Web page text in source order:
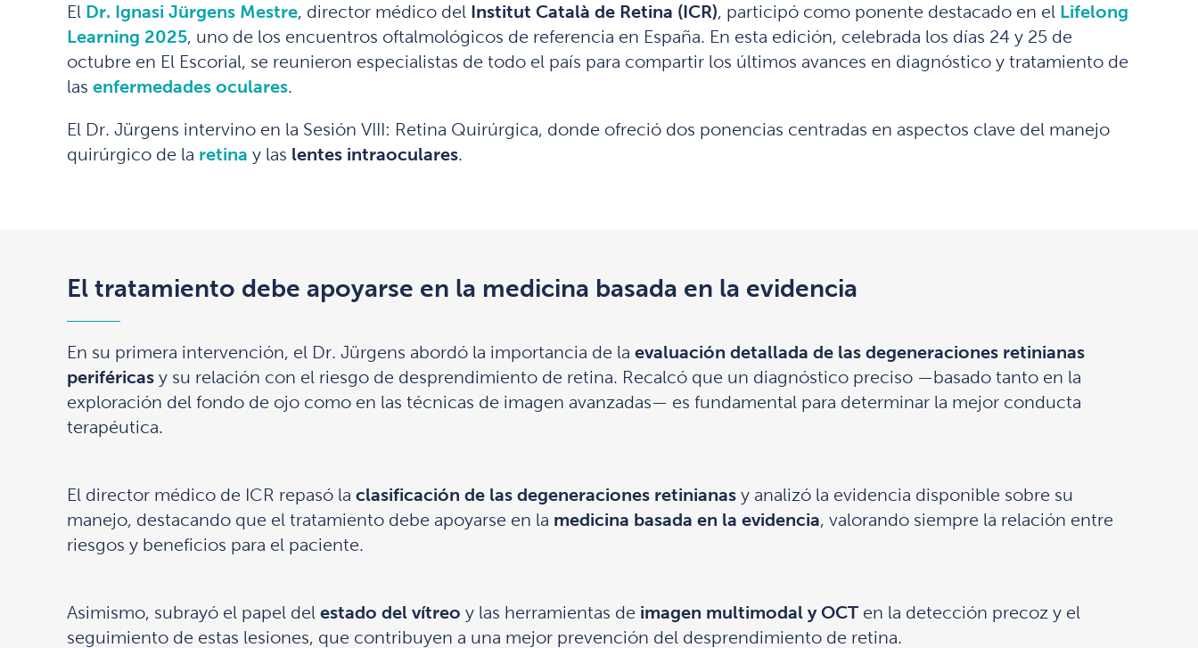
El Dr. Ignasi Jürgens Mestre, director médico del Institut Català de Retina (ICR), participó como ponente destacado en el Lifelong
Learning 2025, uno de los encuentros oftalmológicos de referencia en España. En esta edición, celebrada los días 24 y 25 de
octubre en El Escorial, se reunieron especialistas de todo el país para compartir los últimos avances en diagnóstico y tratamiento de
las enfermedades oculares.
El Dr. Jürgens intervino en la Sesión VIII: Retina Quirúrgica, donde ofreció dos ponencias centradas en aspectos clave del manejo
quirúrgico de la retina y las lentes intraoculares.
El tratamiento debe apoyarse en la medicina basada en la evidencia
En su primera intervención, el Dr. Jürgens abordó la importancia de la evaluación detallada de las degeneraciones retinianas
periféricasy su relación con el riesgo de desprendimiento de retina. Recalcó que un diagnóstico preciso —basado tanto en la
exploración del fondo de ojo como en las técnicas de imagen avanzadas— es fundamental para determinar la mejor conducta
terapéutica.
El director médico de ICR repasó la clasificación de las degeneraciones retinianasy analizó la evidencia disponible sobre su
manejo, destacando que el tratamiento debe apoyarse en la medicina basada en la evidencia, valorando siempre la relación entre
riesgos y beneficios para el paciente.
Asimismo, subrayó el papel del estado del vítreo y las herramientas de imagen multimodal y OCTen la detección precoz y el
seguimiento de estas lesiones, que contribuyen a una mejor prevención del desprendimiento de retina.